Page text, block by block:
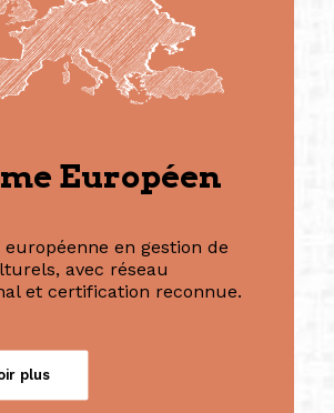
Européen
en gestion de
avec réseau
et certification reconnue.
plus